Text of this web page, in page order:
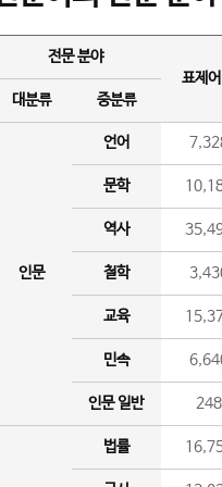
전문 분야
표제
대분류
중분류
인문
언어
문학
역사
철학
교육
민속
인문 일반 248
법률